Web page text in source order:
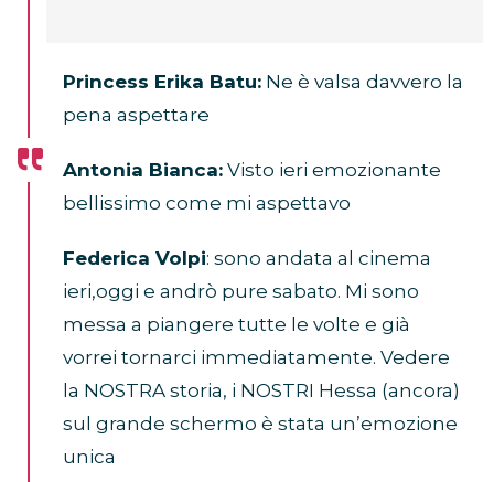
Princess Erika Batu: Ne è valsa davvero la
pena aspettare
Antonia Bianca: Visto ieri emozionante
bellissimo come mi aspettavo
Federica Volpi: sono andata al cinema
ieri,oggi e andrò pure sabato. Mi sono
messa a piangere tutte le volte e già
vorrei tornarci immediatamente. Vedere
la NOSTRA storia, i NOSTRI Hessa (ancora)
sul grande schermo è stata un’emozione
unica